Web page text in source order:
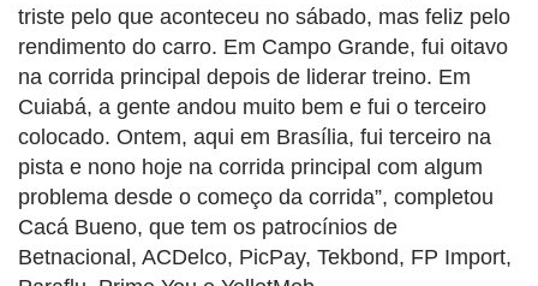
triste pelo que aconteceu no sábado, mas feliz pelo
rendimento do carro. Em Campo Grande, fui oitavo
na corrida principal depois de liderar treino. Em
Cuiabá, a gente andou muito bem e fui o terceiro
colocado. Ontem, aqui em Brasília, fui terceiro na
pista e nono hoje na corrida principal com algum
problema desde o começo da corrida”, completou
Cacá Bueno, que tem os patrocínios de
Betnacional, ACDelco, PicPay, Tekbond, FP Import,